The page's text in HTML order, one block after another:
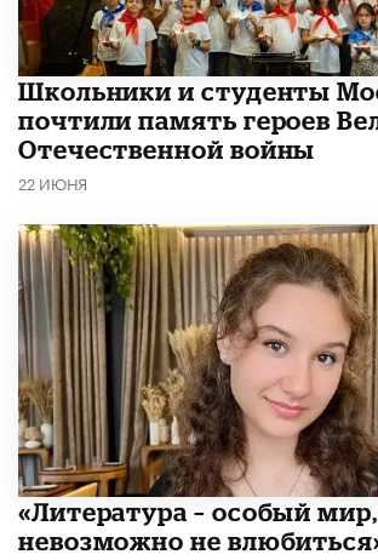
Школьники и студенты
почтили память героев
Отечественной войны
22 ИЮНЯ
​«Литература – особый
невозможно не